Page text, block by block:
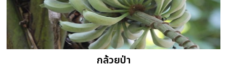
กล้วยป่า